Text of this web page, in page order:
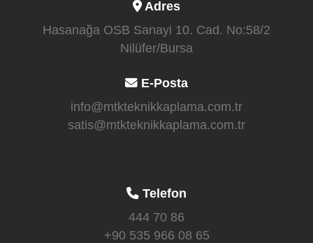
Adres
Hasanağa OSB Sanayi 10. Cad. No:58/2
Nilüfer/Bursa
E-Posta
info@mtkteknikkaplama.com.tr
satis@mtkteknikkaplama.com.tr
Telefon
444 70 86
+90 535 966 08 65